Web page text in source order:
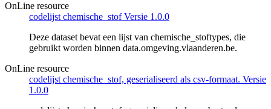
OnLine resource
codelijst chemische_stof Versie 1.0.0
Deze dataset bevat een lijst van chemische_stoftypes, die
gebruikt worden binnen data.omgeving.vlaanderen.be.
OnLine resource
codelijst chemische_stof, geserialiseerd als csv-formaat. Versie
1.0.0